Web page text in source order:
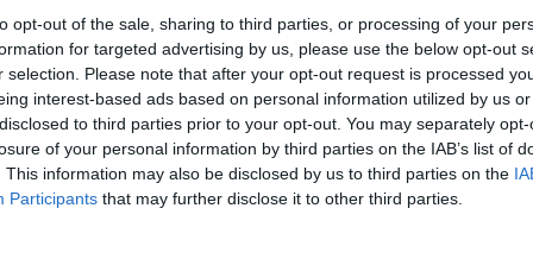
opt-out of the sale, sharing to third parties, or processing of your
for targeted advertising by us, please use the below opt-out
selection. Please note that after your opt-out request is processed
interest-based ads based on personal information utilized by us
to third parties prior to your opt-out. You may separately
of your personal information by third parties on the IAB’s list of
This information may also be disclosed by us to third parties on the
Participants that may further disclose it to other third parties.
generuoja energiją
gigantas „Sony“, ketvirtadienį pristatė technologiją, kuri iš susmulkinto
elektrą. Aplinkos produktų mugėje Tokijuje, „Sony“ ragino vaikus
ir enzimo medžiagos mišinį, viską išmaišyti ir keletą minučių
taps elektros šaltiniu, suteikiančiu energiją mažam vėdintuvui. „Tai yra
kurį naudoja termitai, kad gautų energiją, valgydami […]